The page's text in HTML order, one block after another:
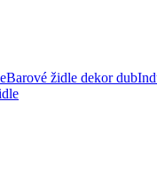
Barové židle dekor dub